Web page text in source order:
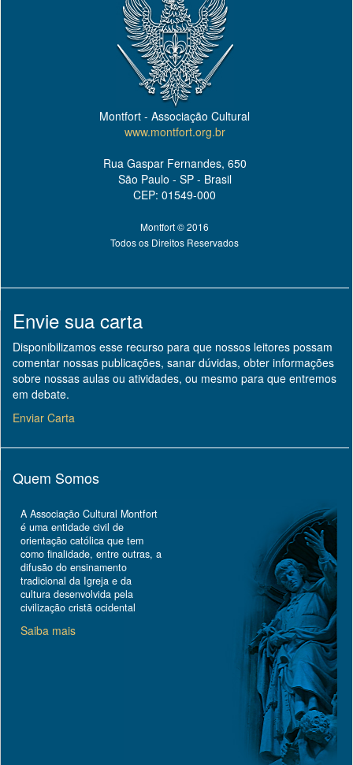
Montfort - Associação Cultural
www.montfort.org.br
Rua Gaspar Fernandes, 650
São Paulo - SP - Brasil
CEP: 01549-000
Montfort © 2016
Todos os Direitos Reservados
Envie sua carta
Disponibilizamos esse recurso para que nossos leitores possam
comentar nossas publicações, sanar dúvidas, obter informações
sobre nossas aulas ou atividades, ou mesmo para que entremos
em debate.
Enviar Carta
Quem Somos
A Associação Cultural Montfort
é uma entidade civil de
orientação católica que tem
como finalidade, entre outras, a
difusão do ensinamento
tradicional da Igreja e da
cultura desenvolvida pela
civilização cristã ocidental
Saiba mais